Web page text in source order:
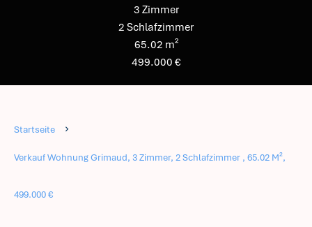
3 Zimmer
2 Schlafzimmer
65.02 m²
499.000 €
Startseite
Verkauf Wohnung Grimaud, 3 Zimmer, 2 Schlafzimmer , 65.02 M²,
499.000 €